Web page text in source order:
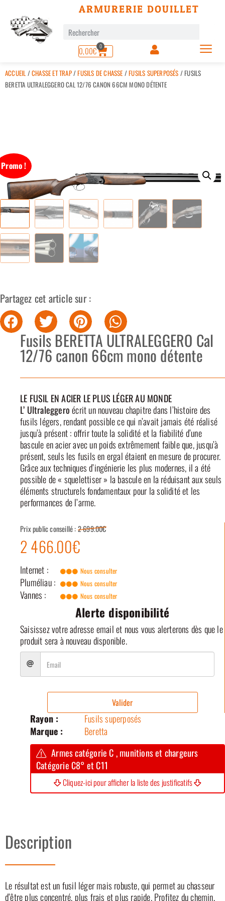
ARMURERIE DOUILLET
0,00€ 0
ACCUEIL /CHASSE ET TRAP/FUSILS DE CHASSE /FUSILS SUPERPOSÉS / FUSILS
BERETTA ULTRALEGGERO CAL 12/76 CANON 66CM MONO DÉTENTE
Promo !
Partagez cet article sur :
Fusils BERETTA ULTRALEGGERO Cal
12/76 canon 66cm mono détente
LE FUSIL EN ACIER LE PLUS LÉGER AU MONDE
L’ Ultraleggeroécrit un nouveau chapitre dans l’histoire des
fusils légers, rendant possible ce qui n’avait jamais été réalisé
jusqu’à présent : offrir toute la solidité et la fiabilité d’une
bascule en acier avec un poids extrêmement faible que, jusqu’à
présent, seuls les fusils en ergal étaient en mesure de procurer.
Grâce aux techniques d’ingénierie les plus modernes, il a été
possible de « squelettiser » la bascule en la réduisant aux seuls
éléments structurels fondamentaux pour la solidité et les
performances de l’arme.
Prix public conseillé :2 699.00€
2 466.00€
Internet : Nous consulter
Pluméliau : Nous consulter
Vannes : Nous consulter
Alerte disponibilité
Saisissez votre adresse email et nous vous alerterons dès que le
produit sera à nouveau disponible.
Valider
Rayon :
Fusils superposés
Marque :
Beretta
Armes catégorie C , munitions et chargeurs
Catégorie C8° et C11
Cliquez-ici pour afficher la liste des justificatifs
Description
Le résultat est un fusil léger mais robuste, qui permet au chasseur
d’être plus concentré, plus frais et plus rapide. Profitez du chemin,